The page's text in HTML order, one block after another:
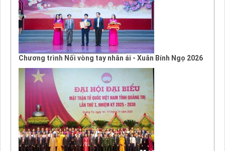
Chương trình Nối vòng tay nhân ái - Xuân Bính Ngọ 2026